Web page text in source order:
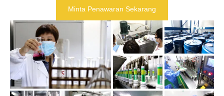
Minta Penawaran Sekarang